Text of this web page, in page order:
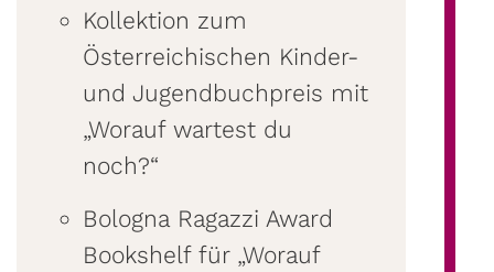
Kollektion zum
Österreichischen Kinder-
und Jugendbuchpreis mit
„Worauf wartest du
noch?“
Bologna Ragazzi Award
Bookshelf für „Worauf